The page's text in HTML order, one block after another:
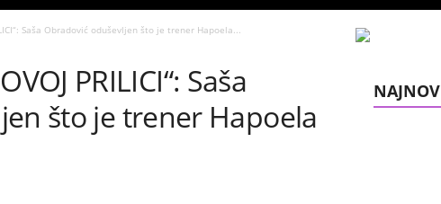
Saša Obradović oduševljen što je trener Hapoela...
PRILICI“: Saša
što je trener Hapoela